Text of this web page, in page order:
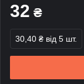
32 ₴
30,40 ₴ від 5 шт.